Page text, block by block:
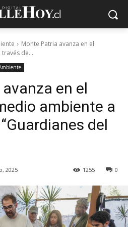
Monte Patria avanza en el
de...
en el
ambiente a
del
2025 0
1255